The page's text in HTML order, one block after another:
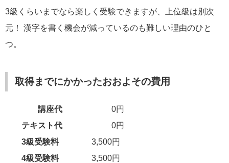
3級くらいまでなら楽しく受験できますが、上位級は別次
元！ 漢字を書く機会が減っているのも難しい理由のひと
つ。
取得までにかかったおおよその費用
講座代 0円
テキスト代 0円
3級受験料3,500円
4級受験料3,500円